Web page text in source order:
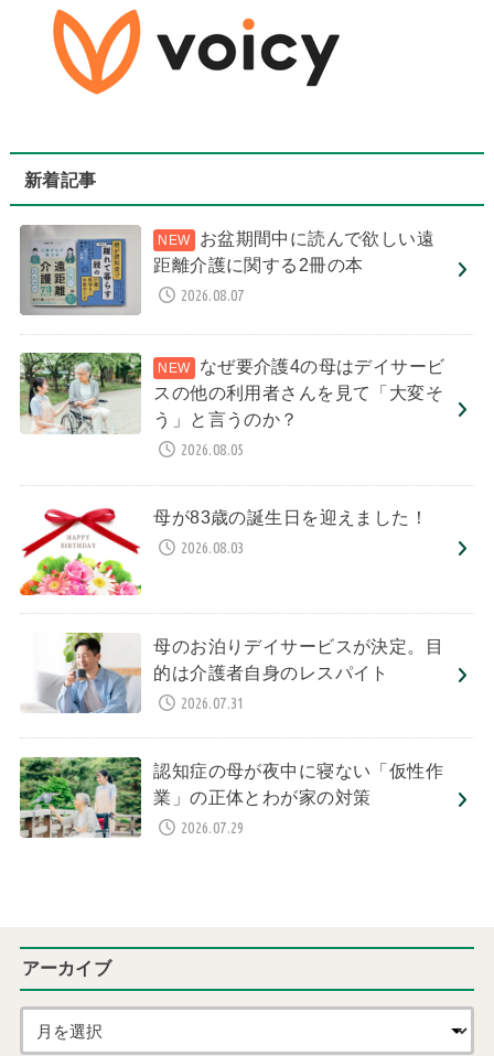
新着記事
お盆期間中に読んで欲しい遠
距離介護に関する2冊の本
2026.08.07
なぜ要介護4の母はデイサービ
スの他の利用者さんを見て「大変そ
う」と言うのか？
2026.08.05
母が83歳の誕生日を迎えました！
2026.08.03
母のお泊りデイサービスが決定。目
的は介護者自身のレスパイト
2026.07.31
認知症の母が夜中に寝ない「仮性作
業」の正体とわが家の対策
2026.07.29
アーカイブ